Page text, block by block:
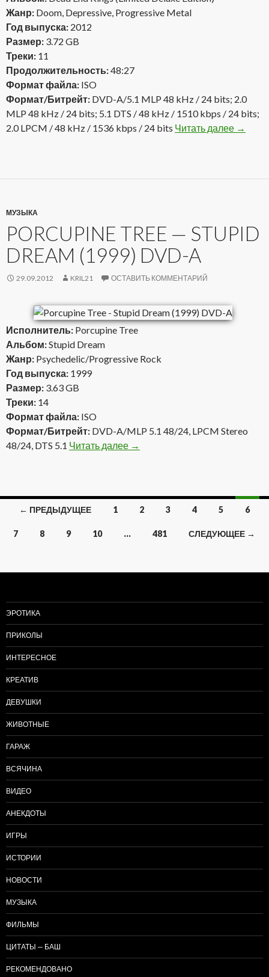
Жанр: Doom, Depressive, Progressive Metal
Год выпуска: 2012
Размер: 3.72 GB
Треки: 11
Продолжительность:48:27
Формат файла: ISO
Формат/Битрейт: DVD-A/5.1 MLP 48 kHz / 24 bits; 2.0
MLP 48 kHz / 24 bits; 5.1 DTS / 48 kHz / 1510 kbps / 24 bits;
2.0 LPCM / 48 kHz / 1536 kbps / 24 bits Читать далее →
МУЗЫКА
PORCUPINE TREE — STUPID
DREAM (1999) DVD-A
29.09.2012 KRIL21 ОСТАВИТЬ КОММЕНТАРИЙ
Исполнитель: Porcupine Tree
Альбом:Stupid Dream
Жанр: Psychedelic/Progressive Rock
Год выпуска: 1999
Размер: 3.63 GB
Треки: 14
Формат файла: ISO
Формат/Битрейт: DVD-A/MLP 5.1 48/24, LPCM Stereo
48/24, DTS 5.1 Читать далее Porcupine Tree — Stupid Dream
→
Навигация
записям
← ПРЕДЫДУЩЕЕ 1 2 3 4 5 6
7 8 9 10 … 481 СЛЕДУЮЩЕЕ →
ЭРОТИКА
ПРИКОЛЫ
ИНТЕРЕСНОЕ
КРЕАТИВ
ДЕВУШКИ
ЖИВОТНЫЕ
ГАРАЖ
ВСЯЧИНА
ВИДЕО
АНЕКДОТЫ
ИГРЫ
ИСТОРИИ
НОВОСТИ
МУЗЫКА
ФИЛЬМЫ
ЦИТАТЫ — БАШ
РЕКОМЕНДОВАНО